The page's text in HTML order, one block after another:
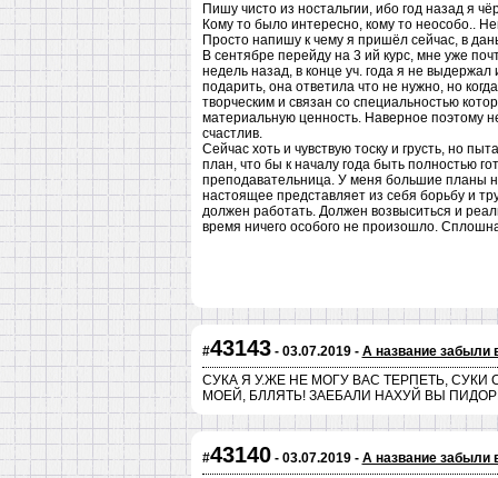
Пишу чисто из ностальгии, ибо год назад я
Кому то было интересно, кому то неособо..
Просто напишу к чему я пришёл сейчас, в
В сентябре перейду на 3 ий курс, мне уже
недель назад, в конце уч. года я не выдержал
подарить, она ответила что не нужно, но
творческим и связан со специальностью
материальную ценность. Наверное поэтому
счастлив.
Сейчас хоть и чувствую тоску и грусть, но
план, что бы к началу года быть полностью
преподавательница. У меня большие планы
настоящее представляет из себя борьбу и
должен работать. Должен возвыситься и
время ничего особого не произошло.
#43143- 03.07.2019 - А название забыли
СУКА Я У.ЖЕ НЕ МОГУ ВАС ТЕРПЕТЬ,
МОЕЙ, БЛЛЯТЬ! ЗАЕБАЛИ НАХУЙ ВЫ
#43140- 03.07.2019 - А название забыли